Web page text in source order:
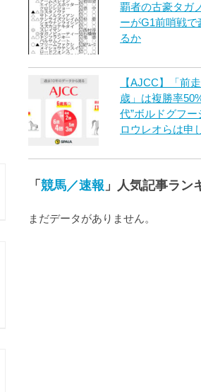
覇者の古豪タガ
ーがG1前哨戦で
るか
【AJCC】「前
歳」は複勝率
代”ボルドグフ
ロウレオらは申
「 競馬／速報 」人気記事ラン
まだデータがありません。